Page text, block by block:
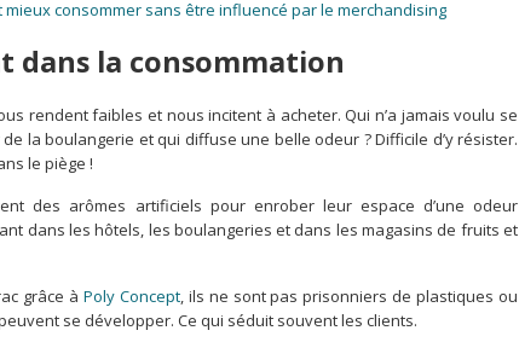
mieux consommer sans être influencé par le merchandising
dans la consommation
rendent faibles et nous incitent à acheter. Qui n’a jamais voulu se
la boulangerie et qui diffuse une belle odeur ? Difficile d’y résister.
le piège !
des arômes artificiels pour enrober leur espace d’une odeur
dans les hôtels, les boulangeries et dans les magasins de fruits et
grâce à Poly Concept, ils ne sont pas prisonniers de plastiques ou
se développer. Ce qui séduit souvent les clients.